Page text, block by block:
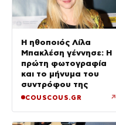
Η ηθοποιός Λίλα
Μπακλέση γέννησε: Η
πρώτη φωτογραφία
και το μήνυμα του
συντρόφου της
COUSCOUS.GR ↗